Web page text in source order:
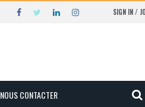
SIGN IN /
NOUS CONTACTER